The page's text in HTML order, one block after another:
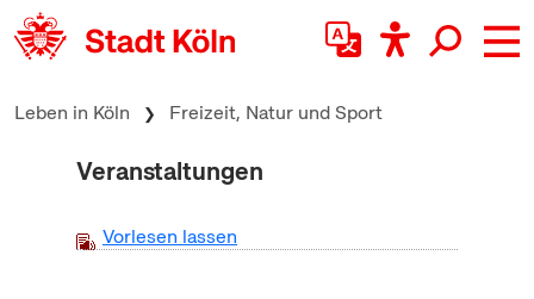
zum Inhalt springen
Leben in Köln Freizeit, Natur und Sport
Veranstaltungen
Vorlesen lassen